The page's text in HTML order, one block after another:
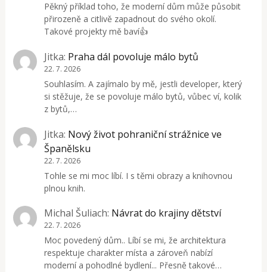
Pěkný příklad toho, že moderní dům může působit
přirozeně a citlivě zapadnout do svého okolí.
Takové projekty mě baví👍
Jitka: Praha dál povoluje málo bytů
22. 7. 2026
Souhlasím. A zajímalo by mě, jestli developer, který
si stěžuje, že se povoluje málo bytů, vůbec ví, kolik
z bytů,…
Jitka: Nový život pohraniční strážnice ve
Španělsku
22. 7. 2026
Tohle se mi moc líbí. I s těmi obrazy a knihovnou
plnou knih.
Michal Šuliach: Návrat do krajiny dětství
22. 7. 2026
Moc povedený dům.. Líbí se mi, že architektura
respektuje charakter místa a zároveň nabízí
moderní a pohodlné bydlení... Přesně takové…